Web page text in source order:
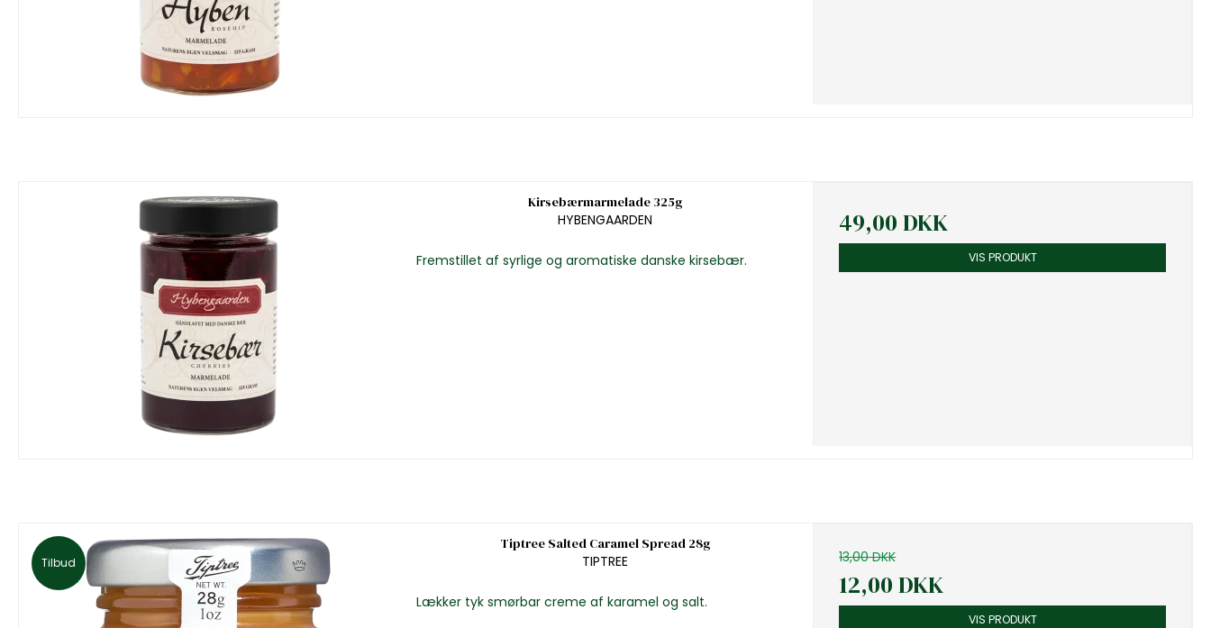
Kirsebærmarmelade 325g
HYBENGAARDEN
Fremstillet af syrlige og aromatiske danske kirsebær.
49,00 DKK
VIS PRODUKT
Tilbud
Tiptree Salted Caramel Spread 28g
TIPTREE
Lækker tyk smørbar creme af karamel og salt.
13,00 DKK
12,00 DKK
VIS PRODUKT